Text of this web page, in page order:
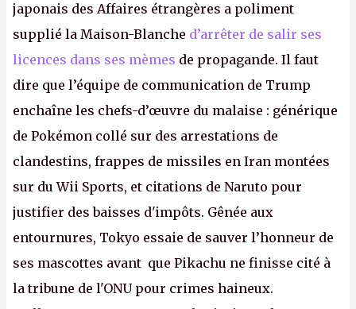
japonais des Affaires étrangères a poliment
supplié la Maison-Blanche d’arrêter de salir ses
licences dans ses mèmes de propagande. Il faut
dire que l’équipe de communication de Trump
enchaîne les chefs-d’œuvre du malaise : générique
de Pokémon collé sur des arrestations de
clandestins, frappes de missiles en Iran montées
sur du Wii Sports, et citations de Naruto pour
justifier des baisses d'impôts. Gênée aux
entournures, Tokyo essaie de sauver l’honneur de
ses mascottes avant que Pikachu ne finisse cité à
la tribune de l'ONU pour crimes haineux.